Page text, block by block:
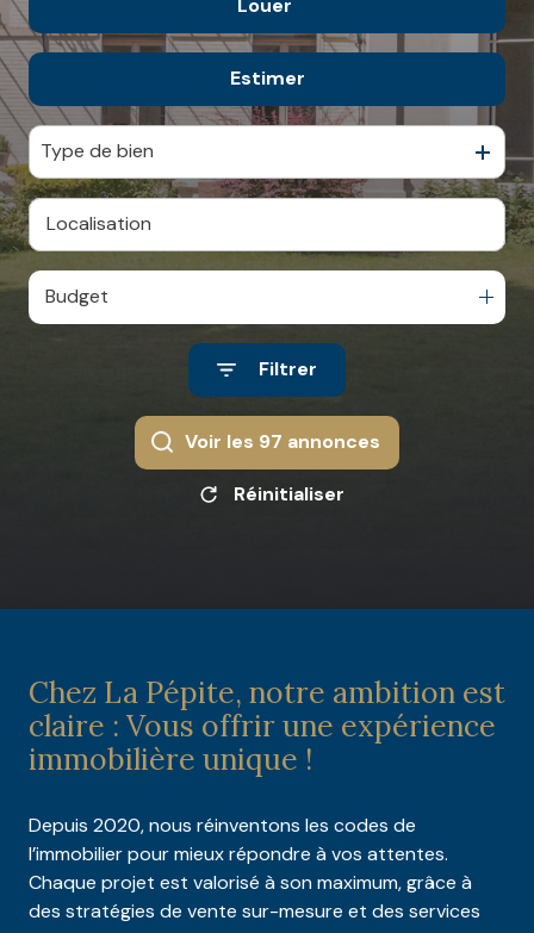
NOS
AVIS
De l'immo pro
Louer
De l'immo pro
Estimer
Type de bien
Budget
Filtrer
Voir les 97 annonces
Réinitialiser
Chez La Pépite, notre ambition est
claire : Vous offrir une expérience
immobilière unique !
Depuis 2020, nous réinventons les codes de
l’immobilier pour mieux répondre à vos attentes.
Chaque projet est valorisé à son maximum, grâce à
des stratégies de vente sur-mesure et des services